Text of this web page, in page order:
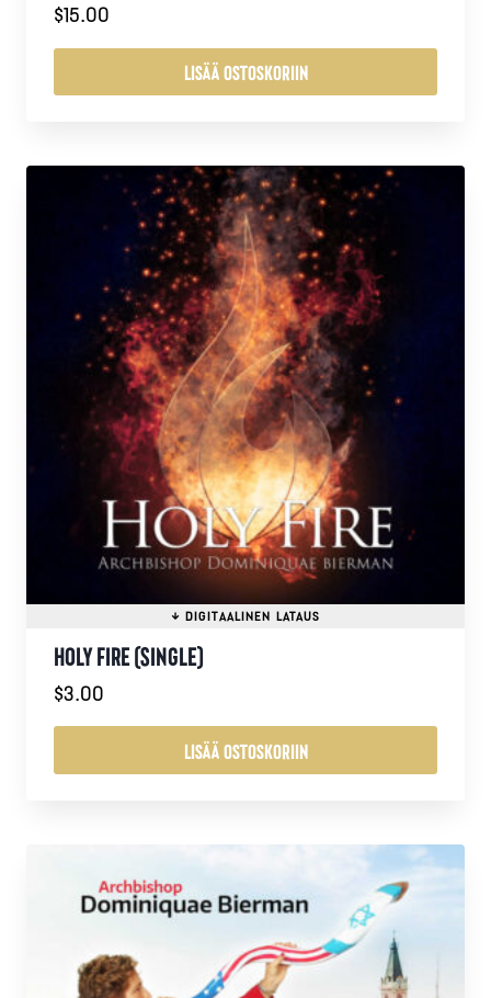
$15.00
LISÄÄ OSTOSKORIIN
HOLY FIRE (SINGLE)
$3.00
LISÄÄ OSTOSKORIIN